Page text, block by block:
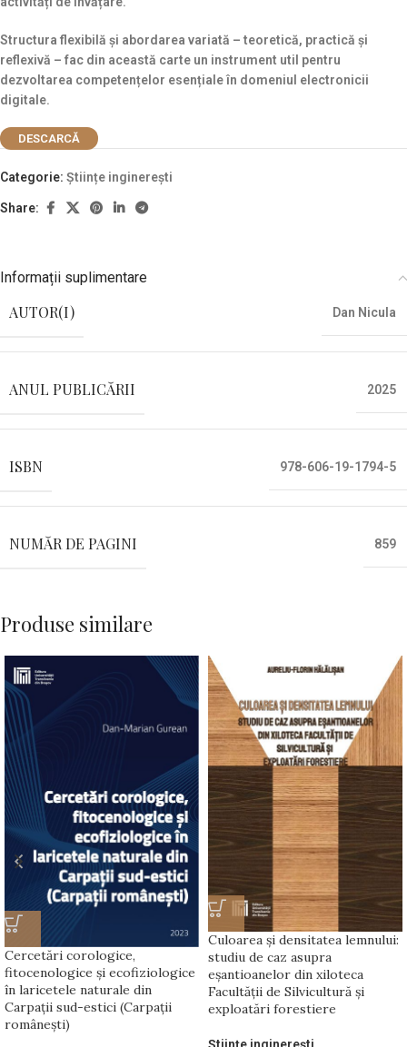
Structura flexibilă și abordarea variată – teoretică, practică și
reflexivă – fac din această carte un instrument util pentru
dezvoltarea competențelor esențiale în domeniul electronicii
digitale.
DESCARCĂ
Categorie: Științe inginerești
Share:
Informații suplimentare
AUTOR(I) Dan Nicula
ANUL PUBLICĂRII 2025
ISBN 978-606-19-1794-5
NUMĂR DE PAGINI 859
Produse similare
Cercetări corologice,
fitocenologice și ecofiziologice
în laricetele naturale din
Carpații sud-estici (Carpații
românești)
Culoarea și densitatea lemnului:
studiu de caz asupra
eșantioanelor din xiloteca
Facultății de Silvicultură și
exploatări forestiere
Științe inginerești